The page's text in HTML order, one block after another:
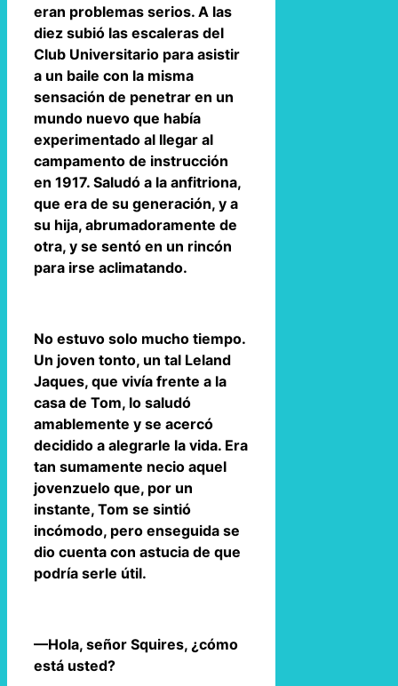
eran problemas serios. A las
diez subió las escaleras del
Club Universitario para asistir
a un baile con la misma
sensación de penetrar en un
mundo nuevo que había
experimentado al llegar al
campamento de instrucción
en 1917. Saludó a la anfitriona,
que era de su generación, y a
su hija, abrumadoramente de
otra, y se sentó en un rincón
para irse aclimatando.
No estuvo solo mucho tiempo.
Un joven tonto, un tal Leland
Jaques, que vivía frente a la
casa de Tom, lo saludó
amablemente y se acercó
decidido a alegrarle la vida. Era
tan sumamente necio aquel
jovenzuelo que, por un
instante, Tom se sintió
incómodo, pero enseguida se
dio cuenta con astucia de que
podría serle útil.
—Hola, señor Squires, ¿cómo
está usted?